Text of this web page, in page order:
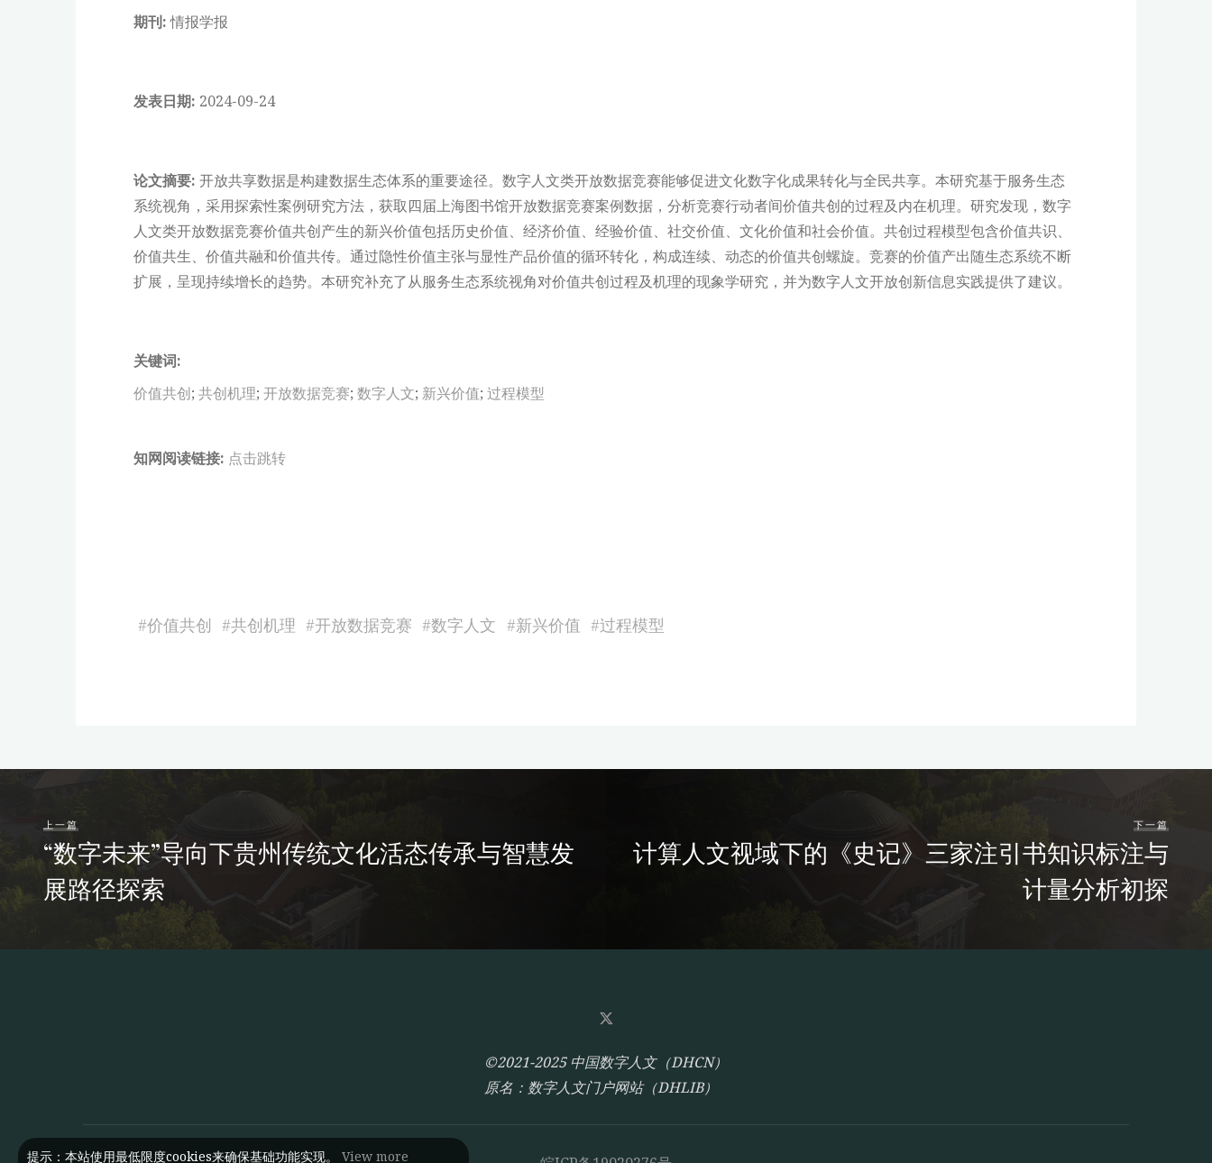
期刊:情报学报
发表日期: 2024-09-24
论文摘要: 开放共享数据是构建数据生态体系的重要途径。数字人文类开放数据竞赛能够促进文化数字化成果转化与全民共享。本研究基于服务生态
系统视角，采用探索性案例研究方法，获取四届上海图书馆开放数据竞赛案例数据，分析竞赛行动者间价值共创的过程及内在机理。研究发现，数字
人文类开放数据竞赛价值共创产生的新兴价值包括历史价值、经济价值、经验价值、社交价值、文化价值和社会价值。共创过程模型包含价值共识、
价值共生、价值共融和价值共传。通过隐性价值主张与显性产品价值的循环转化，构成连续、动态的价值共创螺旋。竞赛的价值产出随生态系统不断
扩展，呈现持续增长的趋势。本研究补充了从服务生态系统视角对价值共创过程及机理的现象学研究，并为数字人文开放创新信息实践提供了建议。
关键词:
价值共创; 共创机理; 开放数据竞赛; 数字人文; 新兴价值; 过程模型
知网阅读链接: 点击跳转
#价值共创 #共创机理 #开放数据竞赛 #数字人文 #新兴价值 #过程模型
上一篇
“数字未来”导向下贵州传统文化活态传承与智慧发
展路径探索
下一篇
计算人文视域下的《史记》三家注引书知识标注与
计量分析初探
©2021-2025 中国数字人文（DHCN）
原名：数字人文门户网站（DHLIB）
提示：本站使用最低限度cookies来确保基础功能实现。 View more